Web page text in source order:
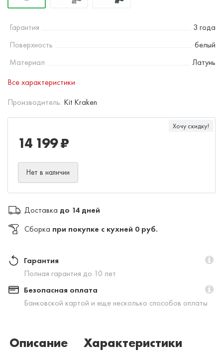
Гарантия
3 года
Поверхность
белый
Материал
Латунь
Все характеристики
Производитель: Kit Kraken
Хочу скидку!
14 199 ₽
Нет в наличии
Доставка до 14 дней
Сборка при покупке с кухней 0 руб.
Гарантия
Полная гарантия до 10 лет
Безопасная оплата
Банковской картой и еще несколько способов оплаты
Описание
Характеристики